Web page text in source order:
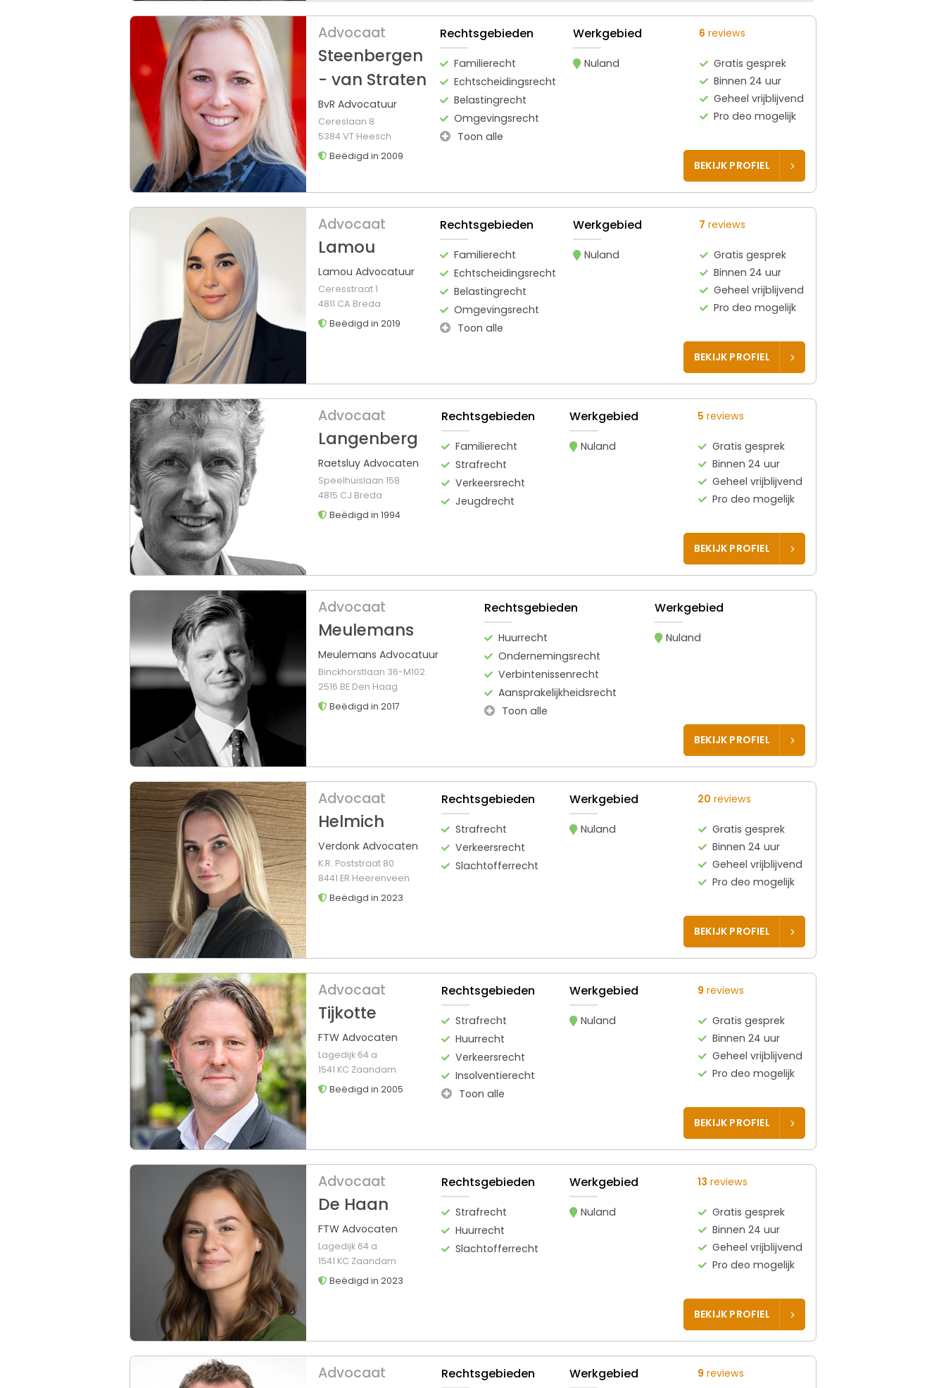
Advocaat
Steenbergen
- van Straten
BvR Advocatuur
Cereslaan 8
5384 VT Heesch
Beëdigd in 2009
Rechtsgebieden
Familierecht
Echtscheidingsrecht
Belastingrecht
Omgevingsrecht
Toon alle
Werkgebied
Nuland
6 reviews
Gratis gesprek
Binnen 24 uur
Geheel vrijblijvend
Pro deo mogelijk
BEKIJK PROFIEL
Advocaat
Lamou
Lamou Advocatuur
Ceresstraat 1
4811 CA Breda
Beëdigd in 2019
Rechtsgebieden
Familierecht
Echtscheidingsrecht
Belastingrecht
Omgevingsrecht
Toon alle
Werkgebied
Nuland
7 reviews
Gratis gesprek
Binnen 24 uur
Geheel vrijblijvend
Pro deo mogelijk
BEKIJK PROFIEL
Advocaat
Langenberg
Raetsluy Advocaten
Speelhuislaan 158
4815 CJ Breda
Beëdigd in 1994
Rechtsgebieden
Familierecht
Strafrecht
Verkeersrecht
Jeugdrecht
Werkgebied
Nuland
5 reviews
Gratis gesprek
Binnen 24 uur
Geheel vrijblijvend
Pro deo mogelijk
BEKIJK PROFIEL
Advocaat
Meulemans
Meulemans Advocatuur
Binckhorstlaan 36-M102
2516 BE Den Haag
Beëdigd in 2017
Rechtsgebieden
Huurrecht
Ondernemingsrecht
Verbintenissenrecht
Aansprakelijkheidsrecht
Toon alle
Werkgebied
Nuland
BEKIJK PROFIEL
Advocaat
Helmich
Verdonk Advocaten
K.R. Poststraat 80
8441 ER Heerenveen
Beëdigd in 2023
Rechtsgebieden
Strafrecht
Verkeersrecht
Slachtofferrecht
Werkgebied
Nuland
20 reviews
Gratis gesprek
Binnen 24 uur
Geheel vrijblijvend
Pro deo mogelijk
BEKIJK PROFIEL
Advocaat
Tijkotte
FTW Advocaten
Lagedijk 64 a
1541 KC Zaandam
Beëdigd in 2005
Rechtsgebieden
Strafrecht
Huurrecht
Verkeersrecht
Insolventierecht
Toon alle
Werkgebied
Nuland
9 reviews
Gratis gesprek
Binnen 24 uur
Geheel vrijblijvend
Pro deo mogelijk
BEKIJK PROFIEL
Advocaat
De Haan
FTW Advocaten
Lagedijk 64 a
1541 KC Zaandam
Beëdigd in 2023
Rechtsgebieden
Strafrecht
Huurrecht
Slachtofferrecht
Werkgebied
Nuland
13 reviews
Gratis gesprek
Binnen 24 uur
Geheel vrijblijvend
Pro deo mogelijk
BEKIJK PROFIEL
Advocaat Rechtsgebieden Werkgebied 9 reviews